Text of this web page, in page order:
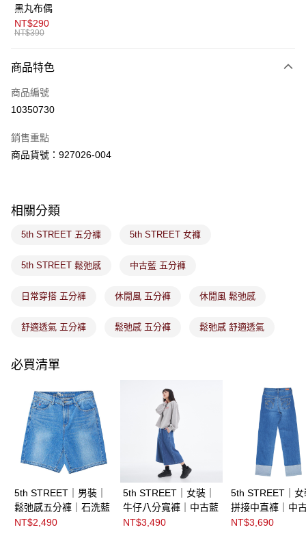
１．簡單：不需註冊會員、不需綁卡、不需儲值。
２．便利：只要手機號碼，簡訊認證，即可結帳。
３．安心：先確認商品／服務後，再付款。
１．於結帳方式選擇「AFTEE先享後付」後，將跳轉至「AFTEE先享後付」
２．訂單成立數日內，您將收到繳費通知簡訊。
３．收到繳費通知簡訊後14天內，點擊此簡訊中的連結，可透過四大超商／
購買商品的店家。未經商家同意取消之訂單仍視為有效，需透過AFTEE先享
後付繳納相關費用。
【注意事項】
易，需依本服務之必要範圍內提供個人資料，並將交易相關給付款項請求債
２．關於個人資料處理事宜，請瀏覽以下網址：
「AFTEE先享後付」，若未經同意申辦者引起之損失，本公司不負相關責
４．使用「AFTEE先享後付」時，將依據個別帳號之用戶狀況，依本公司即
５．嚴禁一人註冊多個帳號或使用他人資訊註冊。若發現惡意使用之情形，
運送方式
全家取貨付款
免運費
免運費
7-11取貨付款
免運費
宅配
免運費
黑丸布偶
NT$290
NT$390
商品特色
商品編號
10350730
銷售重點
商品貨號：927026-004
相關分類
5th STREET 五分褲 5th STREET 女褲
5th STREET 鬆弛感 中古藍 五分褲
日常穿搭 五分褲 休閒風 五分褲 休閒風 鬆弛感
舒適透氣 五分褲 鬆弛感 五分褲 鬆弛感 舒適透氣
必買清單
5th STREET｜男裝｜
鬆弛感五分褲｜石洗藍
NT$2,490
5th STREET｜女裝｜
牛仔八分寬褲｜中古藍
NT$3,490
5th STREET｜女
拼接中直褲｜中
NT$3,690